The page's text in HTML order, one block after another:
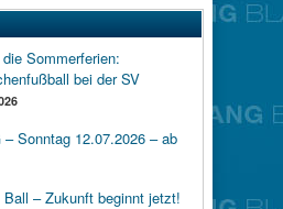
Sommerferien:
bei der SV
Sonntag 12.07.2026 – ab
Ball – Zukunft beginnt jetzt!